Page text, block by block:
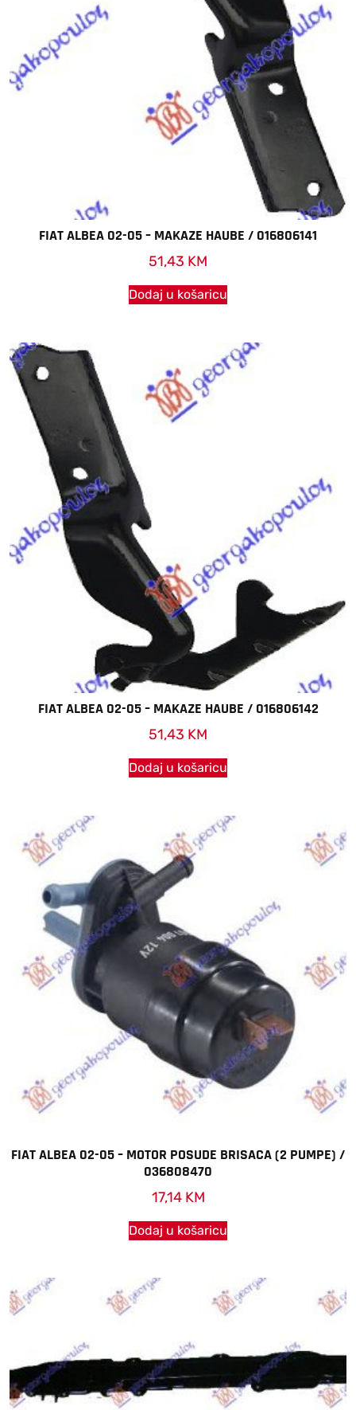
FIAT ALBEA 02-05 – MAKAZE HAUBE / 016806141
51,43 KM
Dodaj u košaricu
FIAT ALBEA 02-05 – MAKAZE HAUBE / 016806142
51,43 KM
Dodaj u košaricu
FIAT ALBEA 02-05 – MOTOR POSUDE BRISACA (2 PUMPE) /
036808470
17,14 KM
Dodaj u košaricu